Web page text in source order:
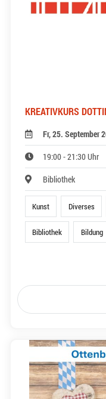
KREATIVKURS
Fr, 25. September
19:00 - 21:30 Uhr
Bibliothek
Kunst Diverses
Bibliothek Bildung